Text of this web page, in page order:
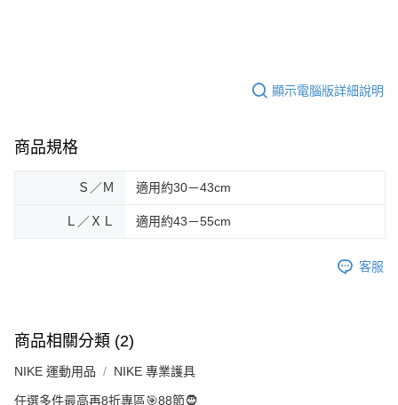
顯示電腦版詳細說明
商品規格
Ｓ／Ｍ 適用約30－43cm
Ｌ／ＸＬ 適用約43－55cm
客服
商品相關分類 (2)
NIKE 運動用品 NIKE 專業護具
任選多件最高再8折專區🎯88節🧔